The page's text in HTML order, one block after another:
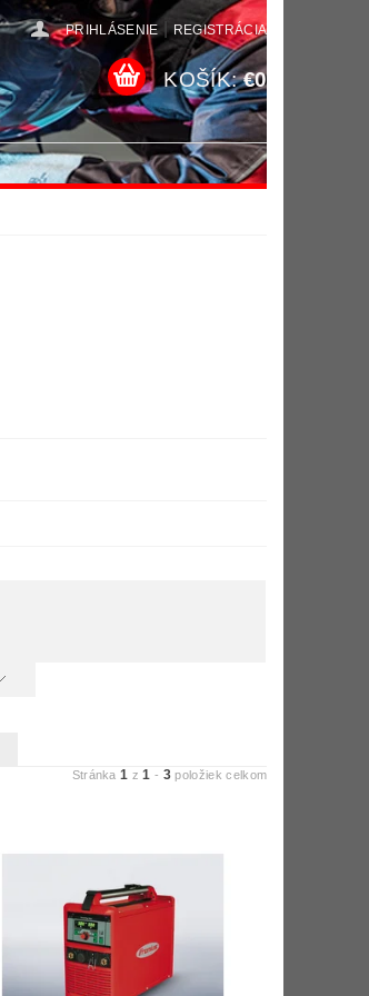
PRIHLÁSENIE | REGISTRÁCIA
KOŠÍK: €0
Stránka1 z1 - 3 položiek celkom